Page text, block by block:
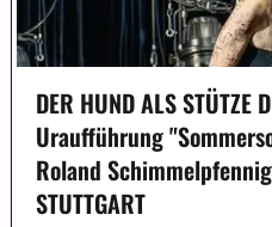
DER HUND ALS STÜTZE
Uraufführung
Roland
STUTTGART